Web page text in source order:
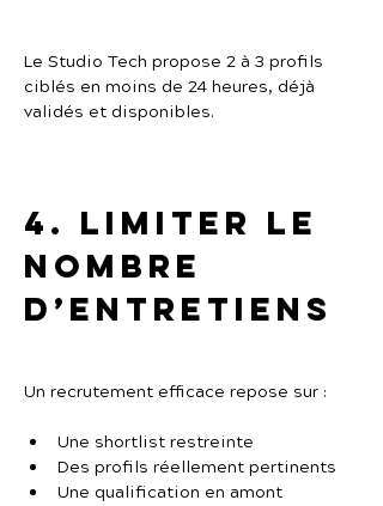
Le Studio Tech propose 2 à 3 profils
ciblés en moins de 24 heures, déjà
validés et disponibles.
4. Limiter le
nombre
d’entretiens
Un recrutement efficace repose sur :
Une shortlist restreinte
Des profils réellement pertinents
Une qualification en amont